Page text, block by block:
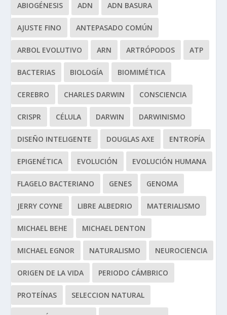
ABIOGÉNESIS ADN ADN BASURA
AJUSTE FINO ANTEPASADO COMÚN
ARBOL EVOLUTIVO ARN ARTRÓPODOS ATP
BACTERIAS BIOLOGÍA BIOMIMÉTICA
CEREBRO CHARLES DARWIN CONSCIENCIA
CRISPR CÉLULA DARWIN DARWINISMO
DISEÑO INTELIGENTE DOUGLAS AXE ENTROPÍA
EPIGENÉTICA EVOLUCIÓN EVOLUCIÓN HUMANA
FLAGELO BACTERIANO GENES GENOMA
JERRY COYNE LIBRE ALBEDRIO MATERIALISMO
MICHAEL BEHE MICHAEL DENTON
MICHAEL EGNOR NATURALISMO NEUROCIENCIA
ORIGEN DE LA VIDA PERIODO CÁMBRICO
PROTEÍNAS SELECCION NATURAL